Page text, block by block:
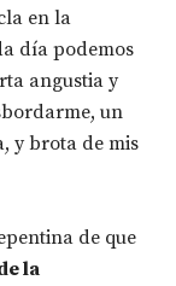
en la
día podemos
angustia y
un
y brota de mis
de que
la